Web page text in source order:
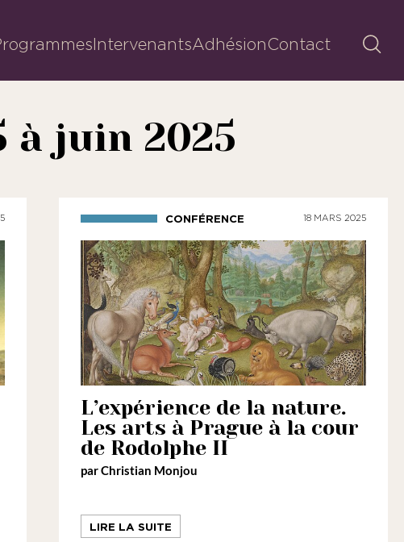
IntervenantsAdhésionContact
à juin 2025
CONFÉRENCE 18 MARS 2025
L’expérience de la nature.
Les arts à Prague à la cour
de Rodolphe II
par Christian Monjou
LIRE LA SUITE